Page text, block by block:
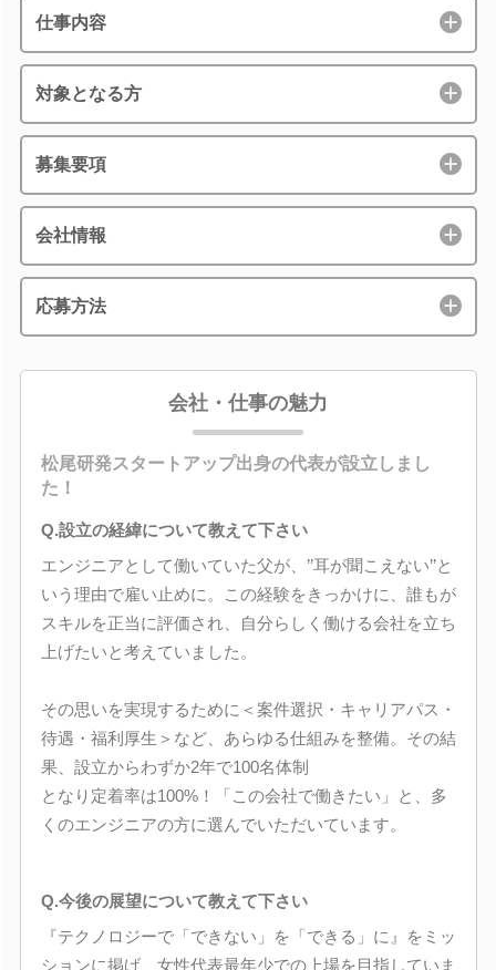
仕事内容
対象となる方
募集要項
会社情報
応募方法
会社・仕事の魅力
松尾研発スタートアップ出身の代表が設立しまし
た！
Q.設立の経緯について教えて下さい
エンジニアとして働いていた父が、’’耳が聞こえない’’と
いう理由で雇い止めに。この経験をきっかけに、誰もが
スキルを正当に評価され、自分らしく働ける会社を立ち
上げたいと考えていました。
その思いを実現するために＜案件選択・キャリアパス・
待遇・福利厚生＞など、あらゆる仕組みを整備。その結
果、設立からわずか2年で100名体制
となり定着率は100%！「この会社で働きたい」と、多
くのエンジニアの方に選んでいただいています。
Q.今後の展望について教えて下さい
『テクノロジーで「できない」を「できる」に』をミッ
ションに掲げ、女性代表最年少での上場を目指していま